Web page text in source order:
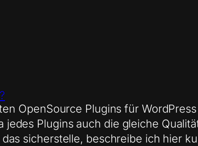
OpenSource Plugins für
Plugins auch die gleiche
sicherstelle, beschreibe ich hier